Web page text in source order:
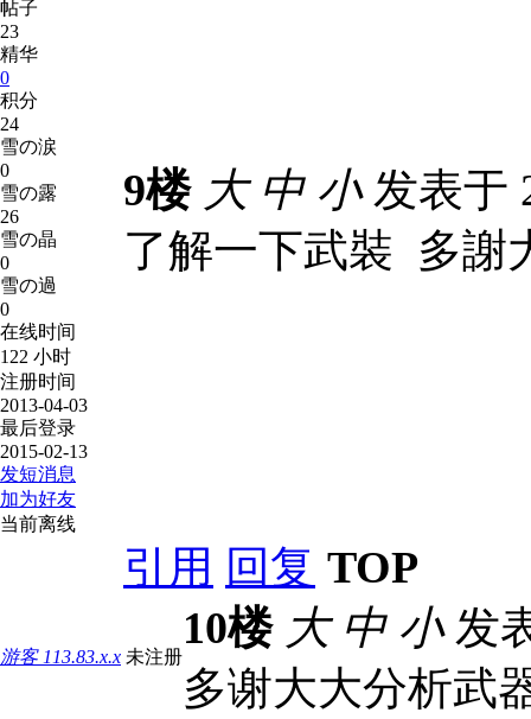
帖子
23
精华
0
积分
24
雪の涙
0
雪の露
26
雪の晶
0
雪の過
0
在线时间
122 小时
注册时间
2013-04-03
最后登录
2015-02-13
发短消息
加为好友
当前离线
9楼 大 中 小发表于
了解一下武裝 多謝
引用 回复 TOP
游客 113.83.x.x 未注册
10楼 大 中 小发
多谢大大分析武